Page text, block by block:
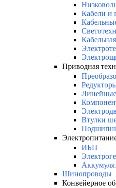
Кабели и
Приводная
Втулки
ИБП
Шинопроводы
Конвейерное